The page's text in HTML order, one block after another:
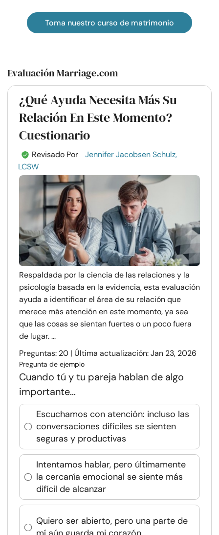
Toma nuestro curso de matrimonio
Evaluación Marriage.com
¿Qué Ayuda Necesita Más Su
Relación En Este Momento?
Cuestionario
Revisado Por
Jennifer Jacobsen Schulz,
LCSW
Respaldada por la ciencia de las relaciones y la
psicología basada en la evidencia, esta evaluación
ayuda a identificar el área de su relación que
merece más atención en este momento, ya sea
que las cosas se sientan fuertes o un poco fuera
de lugar. ...
Preguntas: 20 | Última actualización: Jan 23, 2026
Pregunta de ejemplo
Cuando tú y tu pareja hablan de algo
importante...
Escuchamos con atención: incluso las
conversaciones difíciles se sienten
seguras y productivas
Intentamos hablar, pero últimamente
la cercanía emocional se siente más
difícil de alcanzar
Quiero ser abierto, pero una parte de